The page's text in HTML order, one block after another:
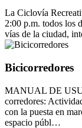
La Ciclovía
2:00 p.m. todos los
vías de la ciudad,
Bicicorredores
MANUAL DE
corredores:
con la puesta en
espacio públ…